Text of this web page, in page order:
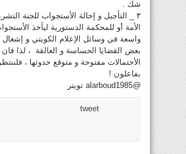
شك .
٣ _ التأجيل و إحالة الأستجواب للجنة
الأمة أو للمحكمة الدستورية ليأخذ
واسعة في وسائل الإعلام الكويتي و
بعض القضايا الحساسة و العالقة ، لذا
الأحتمالات مفتوحة و متوقع حدوثها ،
بفاعلون !
@alarboud1985 تويتر
tweet